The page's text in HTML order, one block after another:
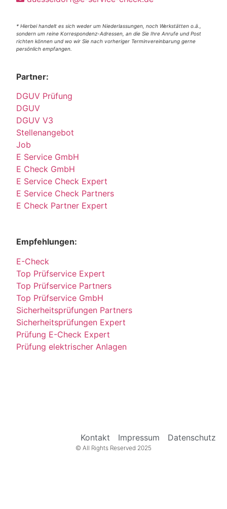
* Hierbei handelt es sich weder um Niederlassungen, noch Werkstätten o.ä.,
sondern um reine Korrespondenz-Adressen, an die Sie Ihre Anrufe und Post
richten können und wo wir Sie nach vorheriger Terminvereinbarung gerne
persönlich empfangen.
Partner:
DGUV Prüfung
DGUV
DGUV V3
Stellenangebot
Job
E Service GmbH
E Check GmbH
E Service Check Expert
E Service Check Partners
E Check Partner Expert
Empfehlungen:
E-Check
Top Prüfservice Expert
Top Prüfservice Partners
Top Prüfservice GmbH
Sicherheitsprüfungen Partners
Sicherheitsprüfungen Expert
Prüfung E-Check Expert
Prüfung elektrischer Anlagen
Kontakt Impressum Datenschutz
© All Rights Reserved 2025